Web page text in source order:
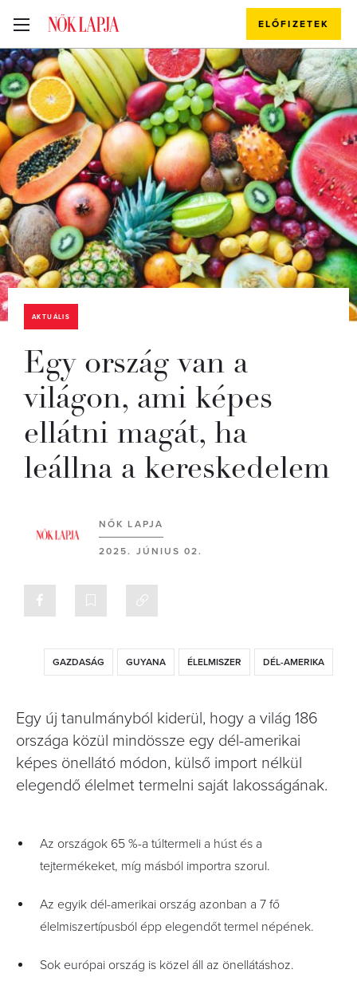
ELŐFIZETEK
AKTUÁLIS
Egy ország van a
világon, ami képes
ellátni magát, ha
leállna a kereskedelem
NŐK LAPJA
2025. JÚNIUS 02.
GAZDASÁG GUYANA ÉLELMISZER DÉL-AMERIKA
Egy új tanulmányból kiderül, hogy a világ 186
országa közül mindössze egy dél-amerikai
képes önellátó módon, külső import nélkül
elegendő élelmet termelni saját lakosságának.
Az országok 65 %-a túltermeli a húst és a
tejtermékeket, míg másból importra szorul.
Az egyik dél-amerikai ország azonban a 7 fő
élelmiszertípusból épp elegendőt termel népének.
Sok európai ország is közel áll az önellátáshoz.